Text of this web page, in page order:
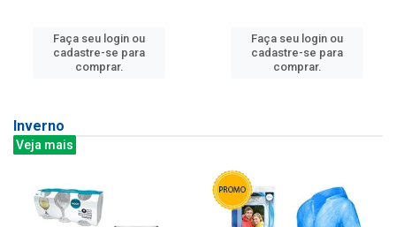
Faça seu login ou
cadastre-se para
comprar.
Faça seu login ou
cadastre-se para
comprar.
Inverno
Veja mais